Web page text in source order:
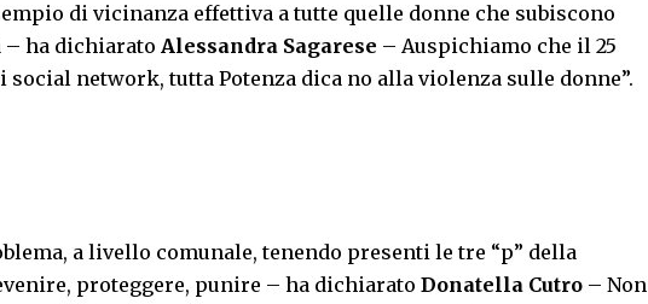
di vicinanza effettiva a tutte quelle donne che subiscono
ha dichiarato Alessandra Sagarese – Auspichiamo che il 25
social network, tutta Potenza dica no alla violenza sulle donne”.
a livello comunale, tenendo presenti le tre “p” della
proteggere, punire – ha dichiarato Donatella Cutro – Non